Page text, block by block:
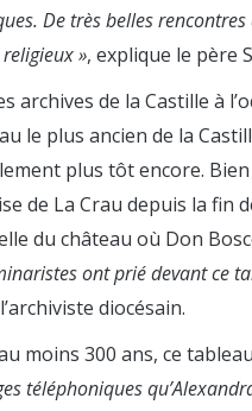
De très belles
», explique le père
archives de la Castille à
le plus ancien de la
plus tôt encore.
de La Crau depuis la
du château où Don
ont prié devant ce
diocésain.
moins 300 ans, ce
téléphoniques